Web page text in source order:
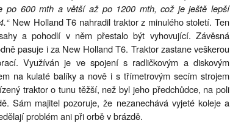
po 600 mth a větší až po 1200 mth, což je ještě lepší
New Holland T6 nahradil traktor z minulého století. Ten
a pohodlí v něm přestalo být vyhovující. Závěsná
pasuje i za New Holland T6. Traktor zastane veškerou
Využíván je ve spojení s radličkovým a diskovým
na kulaté balíky a nově i s třímetrovým secím strojem
traktor o tunu těžší, než byl jeho předchůdce, na poli
Sám majitel pozoruje, že nezanechává vyjeté koleje a
problém ani při orbě v brázdě.